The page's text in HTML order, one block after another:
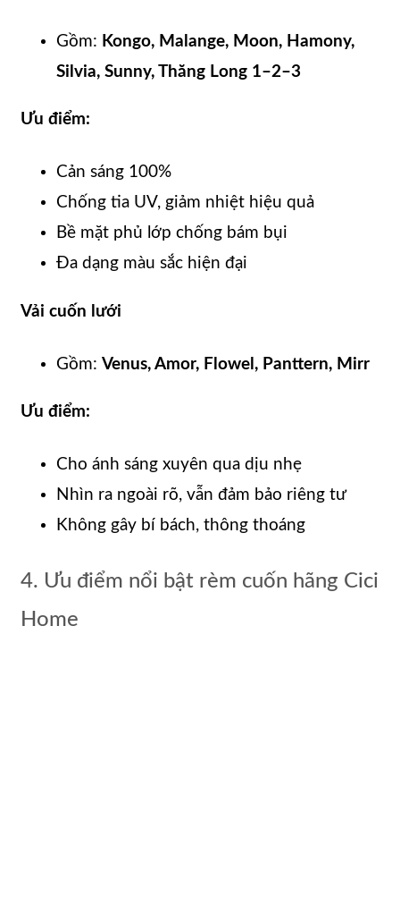
Gồm: Kongo, Malange, Moon, Hamony,
Silvia, Sunny, Thăng Long 1–2–3
Ưu điểm:
Cản sáng 100%
Chống tia UV, giảm nhiệt hiệu quả
Bề mặt phủ lớp chống bám bụi
Đa dạng màu sắc hiện đại
Vải cuốn lưới
Gồm: Venus, Amor, Flowel, Panttern, Mirr
Ưu điểm:
Cho ánh sáng xuyên qua dịu nhẹ
Nhìn ra ngoài rõ, vẫn đảm bảo riêng tư
Không gây bí bách, thông thoáng
4. Ưu điểm nổi bật rèm cuốn hãng Cici
Home